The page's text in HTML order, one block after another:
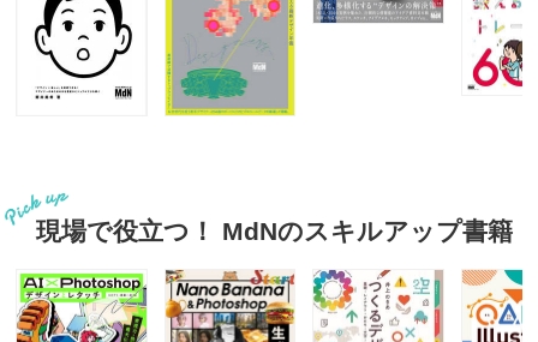
現場で役立つ！ MdNのスキルアップ書籍